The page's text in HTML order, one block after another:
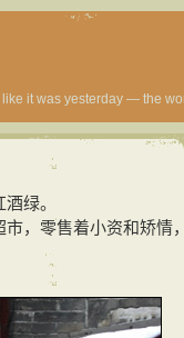
like it was yesterday — the
绿。
，零售着小资和矫情